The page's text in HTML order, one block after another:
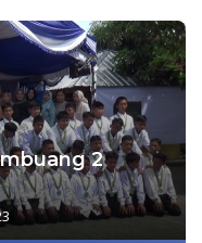
2